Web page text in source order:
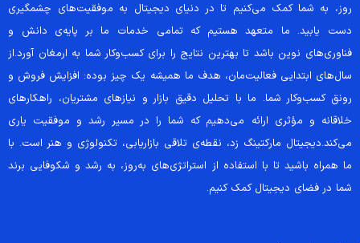
روز، به شما کمک می‌کنیم تا در دنیای دیجیتال به موفقیت‌های چشمگیری
دست یابید. ما متعهد هستیم که تمامی خدمات ما بر پایه‌ی دانش و
فناوری‌های نوین باشد تا بهترین نتایج را برای کسب‌وکار شما به ارمغان آورد.از
سال‌های ابتدایی فعالیت‌مان، هدف ما همیشه یک چیز بوده: افزایش فروش و
رونق کسب‌وکار شما. ما با تحلیل دقیق بازار و نیازهای مشتریان، راهکارهای
خلاقانه و مؤثری ارائه می‌دهیم که شما را در مسیر رشد و موفقیت یاری
می‌کند.دیجیتال مارکتینگ زد، نقطه‌ی تلاقی بازاریابی، تکنولوژی و هنر است. با
ما همراه باشید تا با استفاده از استراتژی‌های به‌روز، به رشد و شکوفایی برند
شما در فضای دیجیتال کمک کنیم.